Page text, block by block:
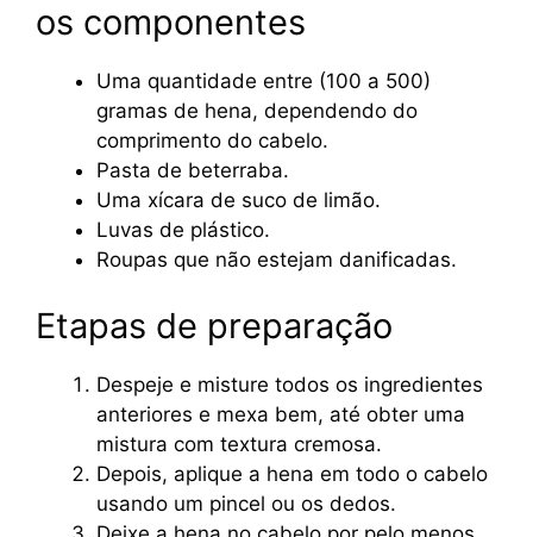
os componentes
Uma quantidade entre (100 a 500)
gramas de hena, dependendo do
comprimento do cabelo.
Pasta de beterraba.
Uma xícara de suco de limão.
Luvas de plástico.
Roupas que não estejam danificadas.
Etapas de preparação
Despeje e misture todos os ingredientes
anteriores e mexa bem, até obter uma
mistura com textura cremosa.
Depois, aplique a hena em todo o cabelo
usando um pincel ou os dedos.